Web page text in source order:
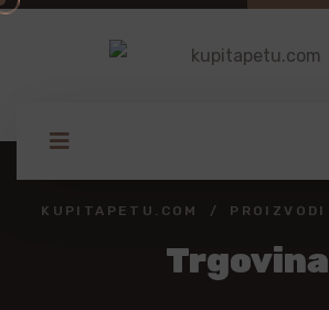
KUPITAPETU.COM PROIZVODI
Trgovina